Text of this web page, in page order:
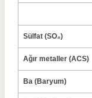
Sülfat (SO₄)
Ağır metaller (ACS)
Ba (Baryum)